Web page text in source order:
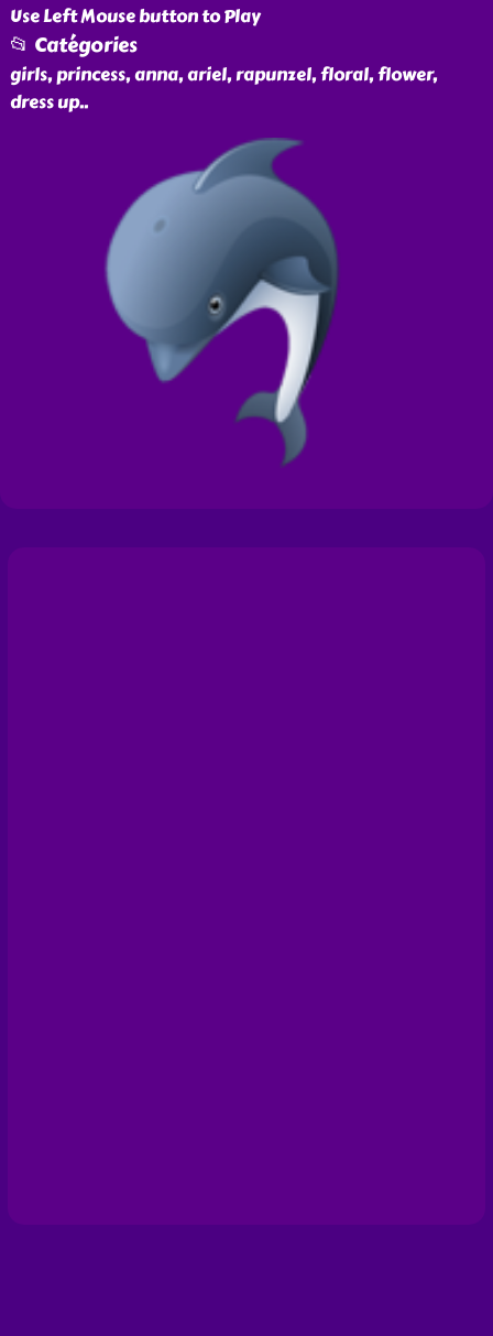
Use Left Mouse button to Play
📂 Catégories
girls, princess, anna, ariel, rapunzel, floral, flower,
dress up..